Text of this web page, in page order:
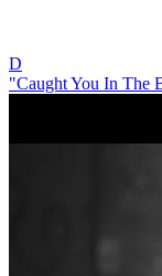
D
"Caught You In The